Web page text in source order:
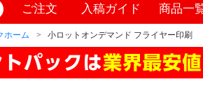
ご注文 入稿ガイド 商品一
ホーム 小ロットオンデマンド フライヤー印刷